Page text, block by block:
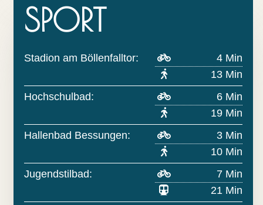
SPORT
Stadion am Böllenfalltor:
4 Min
13 Min
Hochschulbad:
6 Min
19 Min
Hallenbad Bessungen:
3 Min
10 Min
Jugendstilbad:
7 Min
21 Min